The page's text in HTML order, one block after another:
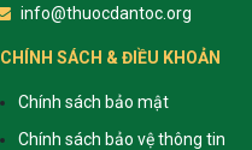
info@thuocdantoc.org
CHÍNH SÁCH & ĐIỀU KHOẢN
Chính sách bảo mật
Chính sách bảo vệ thông tin